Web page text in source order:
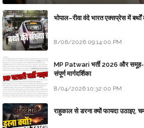
भोपाल–रीवा वंदे भारत एक्सप्रेस में
8/06/2026 09:14:00 PM
MP Patwari भर्ती 2026 और समूह-
संपूर्ण मार्गदर्शिका
8/04/2026 10:32:00 PM
राहुकाल से डरना क्यों फायदा उठाइए,